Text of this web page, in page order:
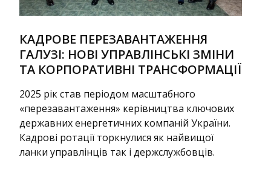
КАДРОВЕ ПЕРЕЗАВАНТАЖЕННЯ
ГАЛУЗІ: НОВІ УПРАВЛІНСЬКІ ЗМІНИ
ТА КОРПОРАТИВНІ ТРАНСФОРМАЦІЇ
2025 рік став періодом масштабного
«перезавантаження» керівництва ключових
державних енергетичних компаній України.
Кадрові ротації торкнулися як найвищої
ланки управлінців так і держслужбовців.